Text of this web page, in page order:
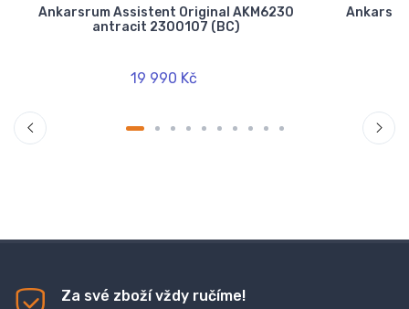
Ankarsrum Assistent Original AKM6230
antracit 2300107 (BC)
19 990 Kč
Za své zboží vždy ručíme!